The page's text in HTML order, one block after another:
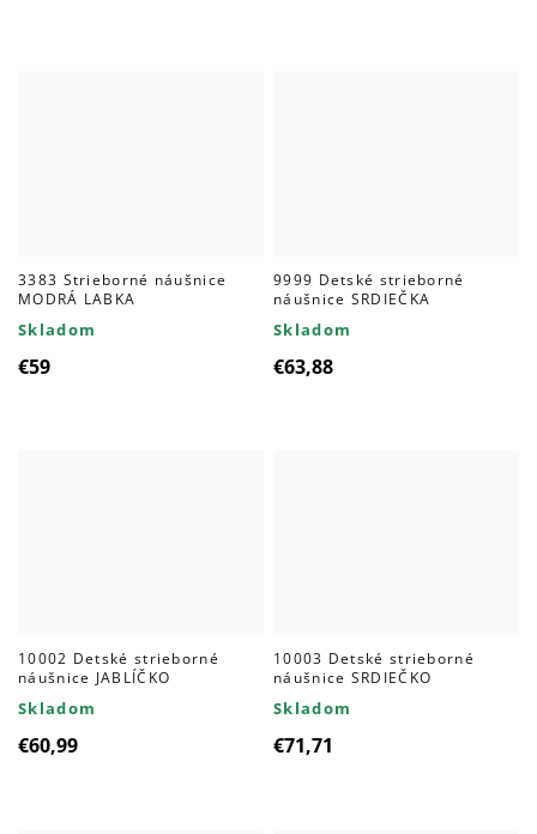
3383 Strieborné náušnice
MODRÁ LABKA
Skladom
€59
9999 Detské strieborné
náušnice SRDIEČKA
Skladom
€63,88
10002 Detské strieborné
náušnice JABLÍČKO
Skladom
€60,99
10003 Detské strieborné
náušnice SRDIEČKO
Skladom
€71,71